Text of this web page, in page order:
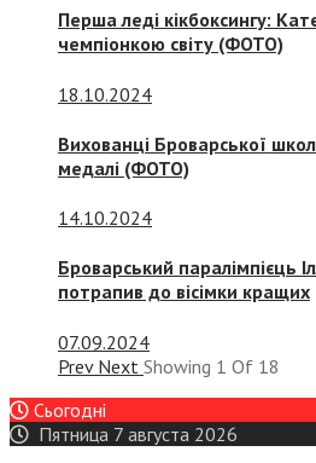
Перша леді кікбоксингу:
чемпіонкою світу (ФОТО)
18.10.2024
Вихованці Броварської
медалі (ФОТО)
14.10.2024
Броварський паралімпієць
потрапив до вісімки кращих
07.09.2024
Prev Next Showing 1 Of 18
Сьогодні
Пятница 7 августа 2026